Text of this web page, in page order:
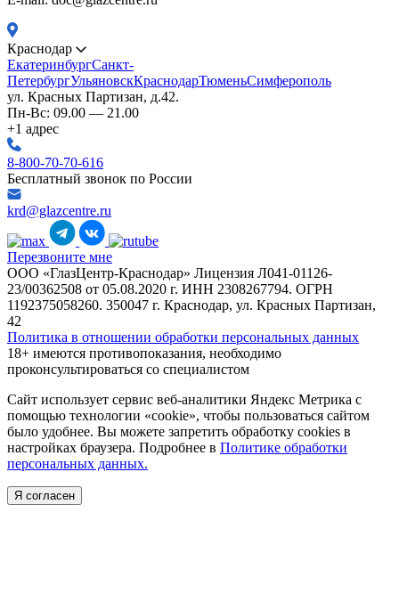
Краснодар
ЕкатеринбургСанкт-
ПетербургУльяновскКраснодарТюменьСимферополь
ул. Красных Партизан, д.42.
Пн-Вс: 09.00 — 21.00
+1 адрес
8-800-70-70-616
Бесплатный звонок по России
krd@glazcentre.ru
Перезвоните мне
ООО «ГлазЦентр-Краснодар» Лицензия Л041-01126-
23/00362508 от 05.08.2020 г. ИНН 2308267794. ОГРН
1192375058260. 350047 г. Краснодар, ул. Красных Партизан,
42
Политика в отношении обработки персональных данных
18+ имеются противопоказания, необходимо
проконсультироваться со специалистом
Сайт использует сервис веб-аналитики Яндекс Метрика с
помощью технологии «cookie», чтобы пользоваться сайтом
было удобнее. Вы можете запретить обработку cookies в
настройках браузера. Подробнее в Политике обработки
персональных данных.
Я согласен